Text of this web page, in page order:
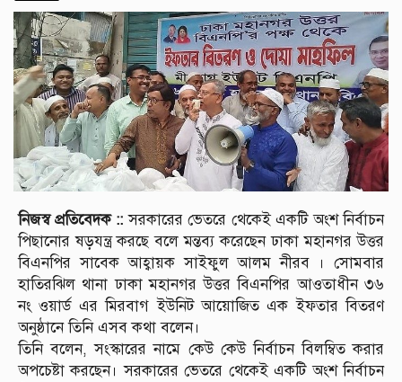
নিজস্ব প্রতিবেদক :: সরকারের ভেতরে থেকেই একটি অংশ নির্বাচন
পিছানোর ষড়যন্ত্র করছে বলে মন্তব্য করেছেন ঢাকা মহানগর উত্তর
বিএনপির সাবেক আহ্বায়ক সাইফুল আলম নীরব । সোমবার
হাতিরঝিল থানা ঢাকা মহানগর উত্তর বিএনপির আওতাধীন ৩৬
নং ওয়ার্ড এর মিরবাগ ইউনিট আয়োজিত এক ইফতার বিতরণ
অনুষ্ঠানে তিনি এসব কথা বলেন।
তিনি বলেন, সংস্কারের নামে কেউ কেউ নির্বাচন বিলম্বিত করার
অপচেষ্টা করছেন। সরকারের ভেতরে থেকেই একটি অংশ নির্বাচন